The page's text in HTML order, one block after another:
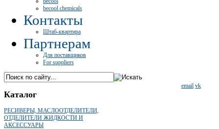
becool chemicals
Контакты
Штаб-квартира
Партнерам
Для поставщиков
For suppliers
email vk
Каталог
РЕСИВЕРЫ, МАСЛООТДЕЛИТЕЛИ,
ОТДЕЛИТЕЛИ ЖИДКОСТИ И
АКСЕССУАРЫ